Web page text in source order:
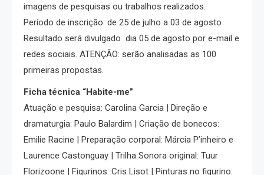
imagens de pesquisas ou trabalhos realizados.
Período de inscrição: de 25 de julho a 03 de agosto
Resultado será divulgado dia 05 de agosto por e-mail e
redes sociais. ATENÇÃO: serão analisadas as 100
primeiras propostas.
Ficha técnica “Habite-me”
Atuação e pesquisa: Carolina Garcia | Direção e
dramaturgia: Paulo Balardim | Criação de bonecos:
Emilie Racine | Preparação corporal: Márcia P’inheiro e
Laurence Castonguay | Trilha Sonora original: Tuur
Florizoone | Figurinos: Cris Lisot | Pinturas no figurino: